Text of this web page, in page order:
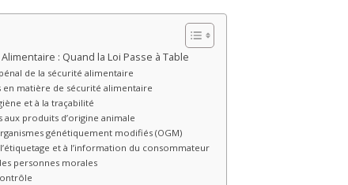
: Quand la Loi Passe à Table
de la sécurité alimentaire
en matière de sécurité alimentaire
et à la traçabilité
aux produits d’origine animale
génétiquement modifiés (OGM)
et à l’information du consommateur
personnes morales